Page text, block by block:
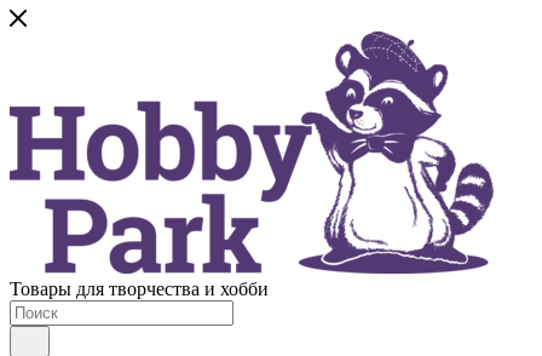
Товары для творчества и хобби